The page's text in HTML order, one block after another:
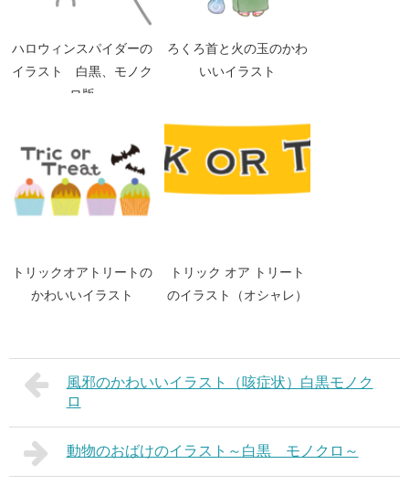
ハロウィンスパイダーの
イラスト 白黒、モノク
ロ版
ろくろ首と火の玉のかわ
いいイラスト
トリックオアトリートの
かわいいイラスト
トリック オア トリート
のイラスト（オシャレ）
風邪のかわいいイラスト（咳症状）白黒モノク
ロ
動物のおばけのイラスト～白黒 モノクロ～